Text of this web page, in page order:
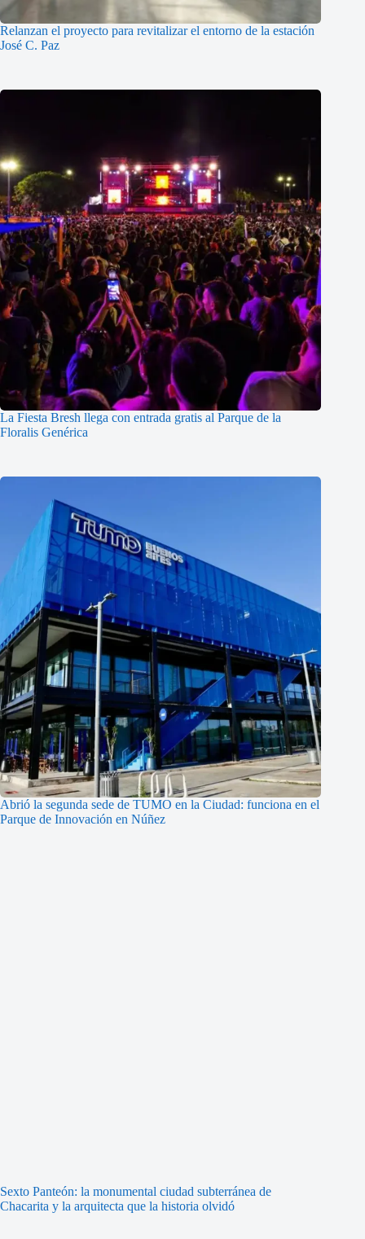
Relanzan el proyecto para revitalizar el entorno de la estación
José C. Paz
La Fiesta Bresh llega con entrada gratis al Parque de la
Floralis Genérica
Abrió la segunda sede de TUMO en la Ciudad: funciona en el
Parque de Innovación en Núñez
Sexto Panteón: la monumental ciudad subterránea de
Chacarita y la arquitecta que la historia olvidó